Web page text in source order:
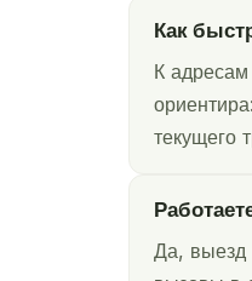
Как
К
текущего
Да, выезд